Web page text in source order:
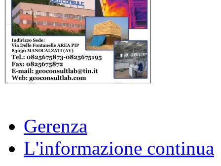
Gerenza
L'informazione continua